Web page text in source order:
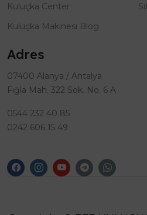
Kuluçka Center
Kuluçka Makinesi Blog
Adres
07400 Alanya / Antalya
Fığla Mah. 322 Sok. No. 6 A
0544 232 40 85
0242 606 15 49